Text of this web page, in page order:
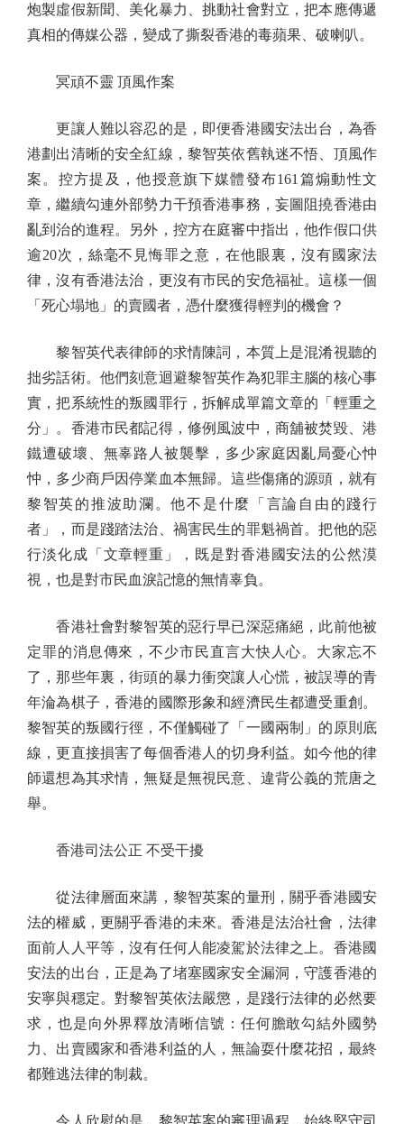
炮製虛假新聞、美化暴力、挑動社會對立，把本應傳遞
真相的傳媒公器，變成了撕裂香港的毒蘋果、破喇叭。
冥頑不靈 頂風作案
更讓人難以容忍的是，即便香港國安法出台，為香
港劃出清晰的安全紅線，黎智英依舊執迷不悟、頂風作
案。控方提及，他授意旗下媒體發布161篇煽動性文
章，繼續勾連外部勢力干預香港事務，妄圖阻撓香港由
亂到治的進程。另外，控方在庭審中指出，他作假口供
逾20次，絲毫不見悔罪之意，在他眼裏，沒有國家法
律，沒有香港法治，更沒有市民的安危福祉。這樣一個
「死心塌地」的賣國者，憑什麼獲得輕判的機會？
黎智英代表律師的求情陳詞，本質上是混淆視聽的
拙劣話術。他們刻意迴避黎智英作為犯罪主腦的核心事
實，把系統性的叛國罪行，拆解成單篇文章的「輕重之
分」。香港市民都記得，修例風波中，商舖被焚毀、港
鐵遭破壞、無辜路人被襲擊，多少家庭因亂局憂心忡
忡，多少商戶因停業血本無歸。這些傷痛的源頭，就有
黎智英的推波助瀾。他不是什麼「言論自由的踐行
者」，而是踐踏法治、禍害民生的罪魁禍首。把他的惡
行淡化成「文章輕重」，既是對香港國安法的公然漠
視，也是對市民血淚記憶的無情辜負。
香港社會對黎智英的惡行早已深惡痛絕，此前他被
定罪的消息傳來，不少市民直言大快人心。大家忘不
了，那些年裏，街頭的暴力衝突讓人心慌，被誤導的青
年淪為棋子，香港的國際形象和經濟民生都遭受重創。
黎智英的叛國行徑，不僅觸碰了「一國兩制」的原則底
線，更直接損害了每個香港人的切身利益。如今他的律
師還想為其求情，無疑是無視民意、違背公義的荒唐之
舉。
香港司法公正 不受干擾
從法律層面來講，黎智英案的量刑，關乎香港國安
法的權威，更關乎香港的未來。香港是法治社會，法律
面前人人平等，沒有任何人能凌駕於法律之上。香港國
安法的出台，正是為了堵塞國家安全漏洞，守護香港的
安寧與穩定。對黎智英依法嚴懲，是踐行法律的必然要
求，也是向外界釋放清晰信號：任何膽敢勾結外國勢
力、出賣國家和香港利益的人，無論耍什麼花招，最終
都難逃法律的制裁。
令人欣慰的是，黎智英案的審理過程，始終堅守司